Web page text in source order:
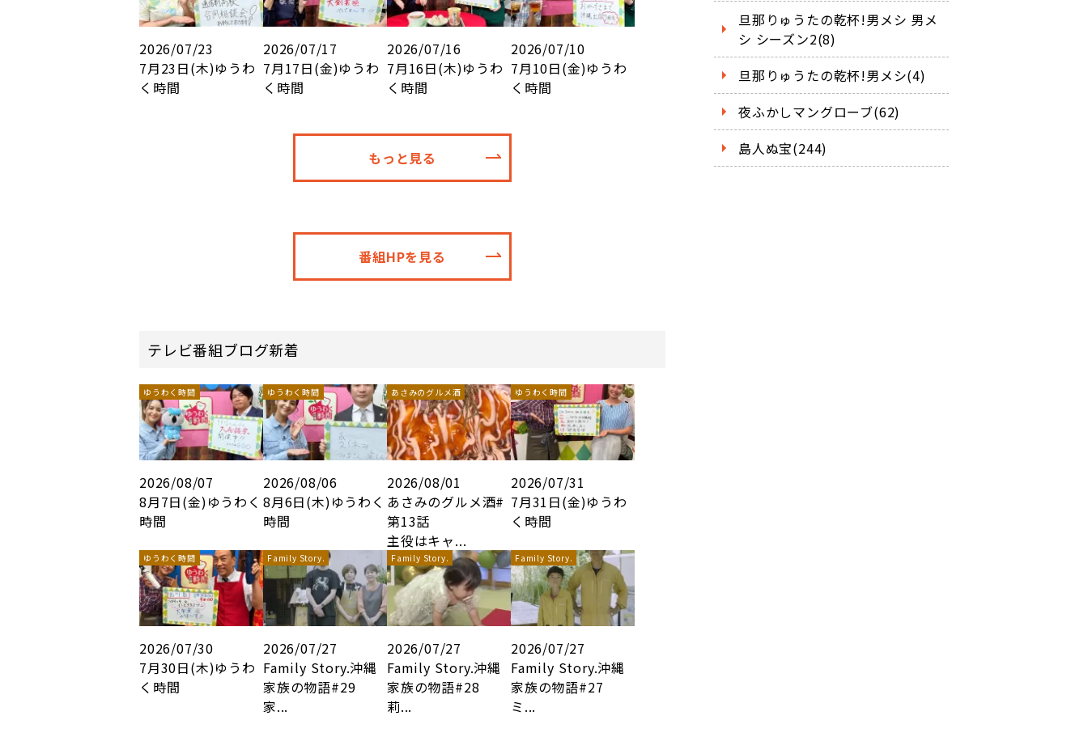
2026/07/23
7月23日(木)ゆうわ
く時間
2026/07/17
7月17日(金)ゆうわ
く時間
2026/07/16
7月16日(木)ゆうわ
く時間
2026/07/10
7月10日(金)ゆうわ
く時間
もっと見る
番組HPを見る
テレビ番組ブログ新着
ゆうわく時間
2026/08/07
8月7日(金)ゆうわく
時間
ゆうわく時間
2026/08/06
8月6日(木)ゆうわく
時間
あさみのグルメ酒
2026/08/01
あさみのグルメ酒#
第13話
主役はキャ...
ゆうわく時間
2026/07/31
7月31日(金)ゆうわ
く時間
ゆうわく時間
2026/07/30
7月30日(木)ゆうわ
く時間
Family Story.
2026/07/27
Family Story.沖縄
家族の物語#29
家...
Family Story.
2026/07/27
Family Story.沖縄
家族の物語#28
莉...
Family Story.
2026/07/27
Family Story.沖縄
家族の物語#27
ミ...
旦那りゅうたの乾杯!男メシ 男メ
シ シーズン2(8)
旦那りゅうたの乾杯!男メシ(4)
夜ふかしマングローブ(62)
島人ぬ宝(244)